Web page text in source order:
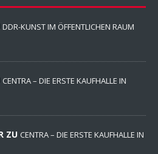
DDR-KUNST IM ÖFFENTLICHEN RAUM
CENTRA – DIE ERSTE KAUFHALLE IN
ZU CENTRA – DIE ERSTE KAUFHALLE IN